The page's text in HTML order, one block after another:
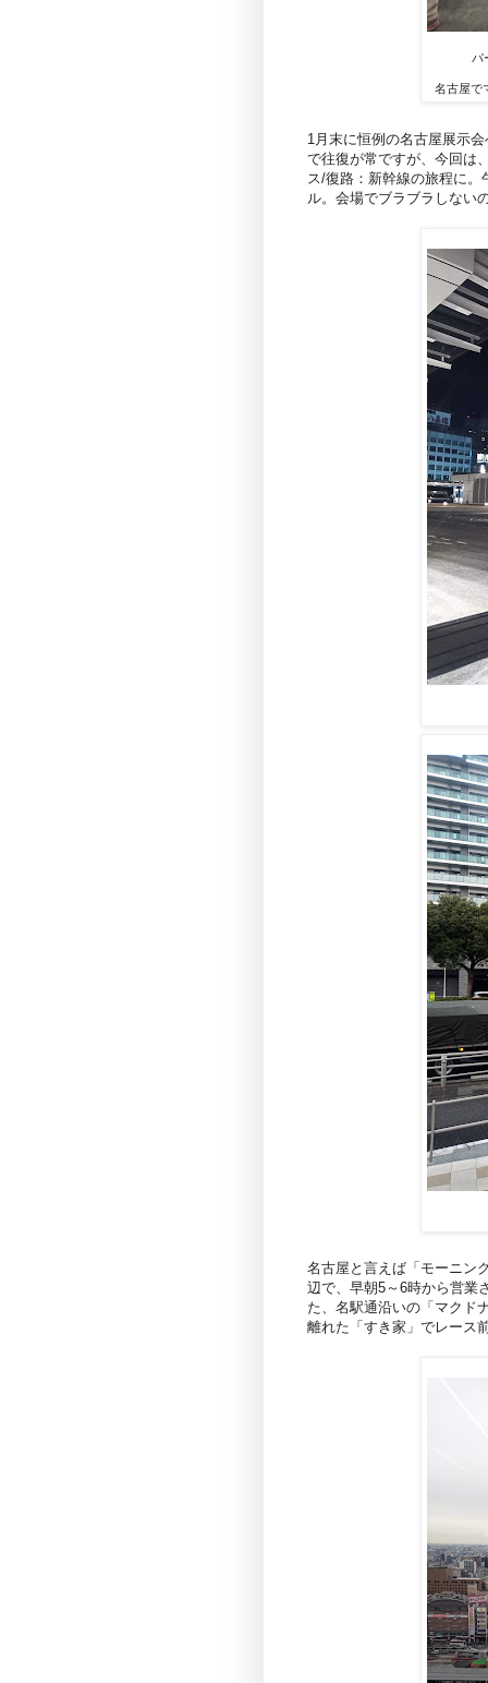
パ
名古屋で
1月末に恒例の名古屋展示
で往復が常ですが、今回は
ス/復路：新幹線の旅程に
ル。会場でブラブラしない
名古屋と言えば「モーニン
辺で、早朝5～6時から営業
た、名駅通沿いの「マクド
離れた「すき家」でレース